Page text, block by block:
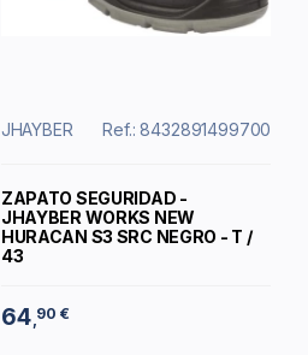
JHAYBER Ref.: 8432891499700
ZAPATO SEGURIDAD -
JHAYBER WORKS NEW
HURACAN S3 SRC NEGRO - T /
43
64 ,90 €